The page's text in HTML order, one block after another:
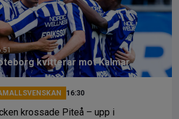
o
k
s
k
kvitterar mot Kalmar
16:30
krossade Piteå – upp i